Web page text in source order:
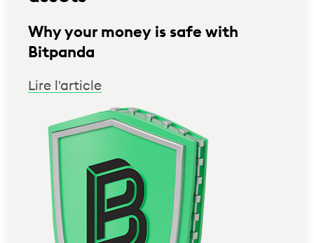
Why your money is safe with
Bitpanda
Lire l'article